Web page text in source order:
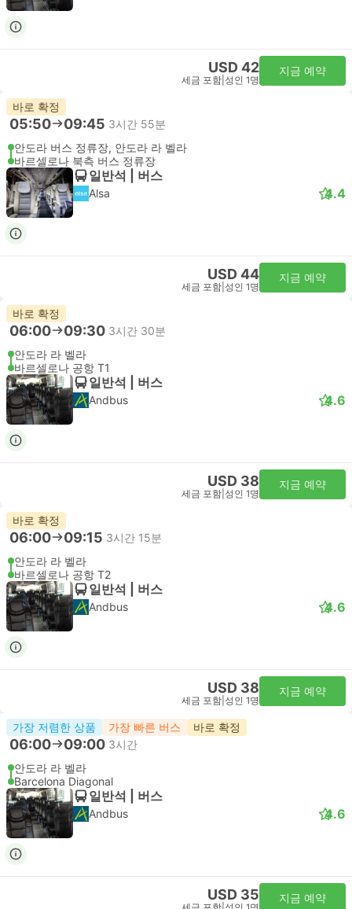
USD 42
세금 포함 성인 1명
지금 예약
바로 확정
05:50 09:45 3시간 55분
안도라 버스 정류장, 안도라 라 벨라
바르셀로나 북측 버스 정류장
일반석 | 버스
Alsa 4.4
USD 44
세금 포함 성인 1명
지금 예약
바로 확정
06:00 09:30 3시간 30분
안도라 라 벨라
바르셀로나 공항 T1
일반석 | 버스
Andbus 4.6
USD 38
세금 포함 성인 1명
지금 예약
바로 확정
06:00 09:15 3시간 15분
안도라 라 벨라
바르셀로나 공항 T2
일반석 | 버스
Andbus 4.6
USD 38
세금 포함 성인 1명
지금 예약
가장 저렴한 상품 가장 빠른 버스 바로 확정
06:00 09:00 3시간
안도라 라 벨라
Barcelona Diagonal
일반석 | 버스
Andbus 4.6
USD 35 지금 예약